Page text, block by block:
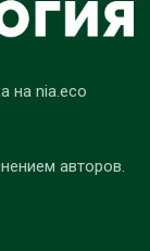
на nia.eco
авторов.